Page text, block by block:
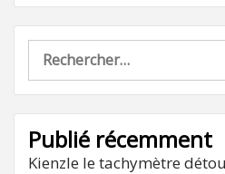
Rechercher :
Publié récemment
Kienzle le tachymètre